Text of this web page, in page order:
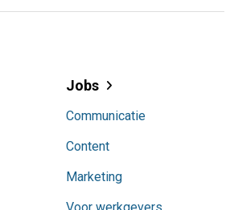
Jobs
Communicatie
Content
Marketing
Voor werkgevers